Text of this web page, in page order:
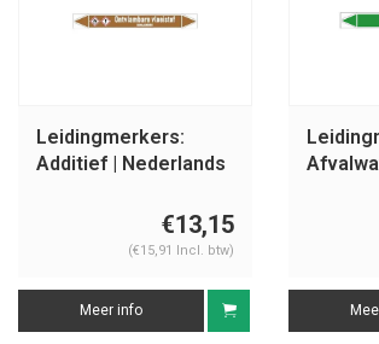
Leidingmerkers:
Additief | Nederlands
€13,15
(€15,91 Incl. btw)
Meer info